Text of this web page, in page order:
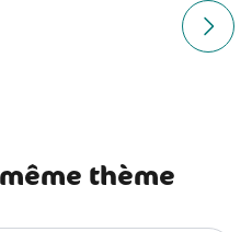
les plus répandues chez le
Article
thème